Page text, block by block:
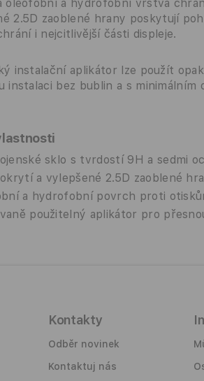
oleofobní a hydrofobní vrstva
2.5D zaoblené hrany poskytují
i nejcitlivější části displeje.
instalační aplikátor lze použít
instalaci bez bublin a s minimálním
sklo s tvrdostí 9H a sedmi
a vylepšené 2.5D zaoblené
a hydrofobní povrch proti
použitelný aplikátor pro
Kontakty
Odběr novinek
Kontaktuj nás